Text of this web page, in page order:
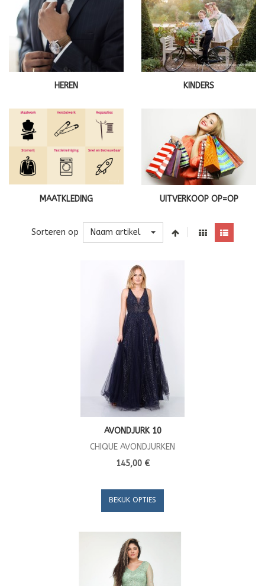
HEREN KINDERS
MAATKLEDING UITVERKOOP OP=OP
Sorteren op Naam artikel
AVONDJURK 10
CHIQUE AVONDJURKEN
145,00 €
BEKIJK OPTIES